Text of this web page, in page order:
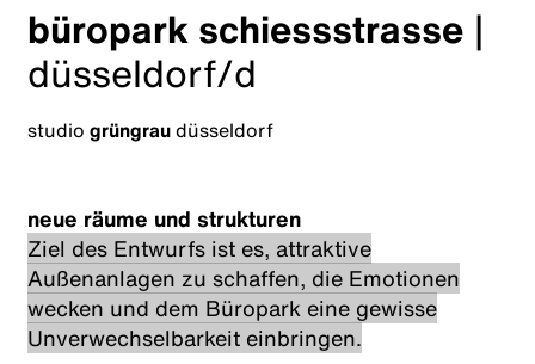
büropark schiessstrasse|
düsseldorf/d
studio grüngraudüsseldorf
neue räume und strukturen
Ziel des Entwurfs ist es, attraktive
Außenanlagen zu schaffen, die Emotionen
wecken und dem Büropark eine gewisse
Unverwechselbarkeit einbringen.